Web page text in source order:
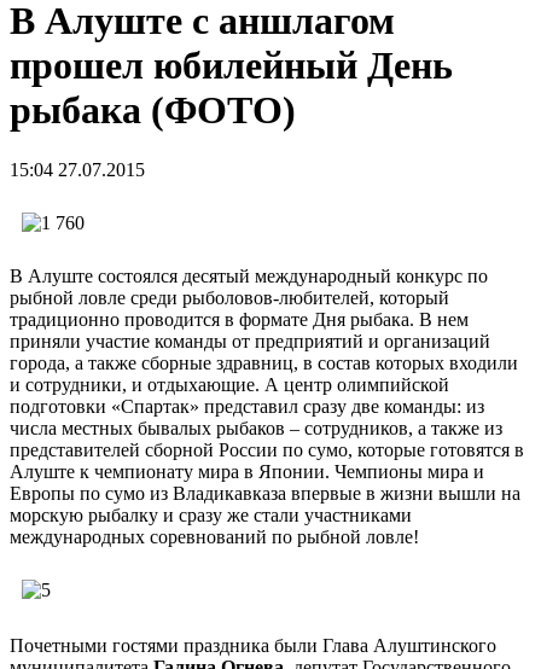
В Алуште с аншлагом
прошел юбилейный День
рыбака (ФОТО)
15:04 27.07.2015
В Алуште состоялся десятый международный конкурс по
рыбной ловле среди рыболовов-любителей, который
традиционно проводится в формате Дня рыбака. В нем
приняли участие команды от предприятий и организаций
города, а также сборные здравниц, в состав которых входили
и сотрудники, и отдыхающие. А центр олимпийской
подготовки «Спартак» представил сразу две команды: из
числа местных бывалых рыбаков – сотрудников, а также из
представителей сборной России по сумо, которые готовятся в
Алуште к чемпионату мира в Японии. Чемпионы мира и
Европы по сумо из Владикавказа впервые в жизни вышли на
морскую рыбалку и сразу же стали участниками
международных соревнований по рыбной ловле!
Почетными гостями праздника были Глава Алуштинского